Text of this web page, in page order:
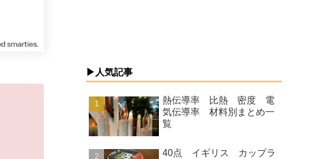
▶人気記事
熱伝導率 比熱 密度 電
気伝導率 材料別まとめ一
覧
40点 イギリス カップラ